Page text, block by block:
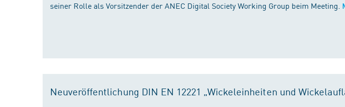
seiner Rolle als Vorsitzender der ANEC Digital Society Working Group beim Meeting.
Neuveröffentlichung DIN EN 12221 „Wickeleinheiten und